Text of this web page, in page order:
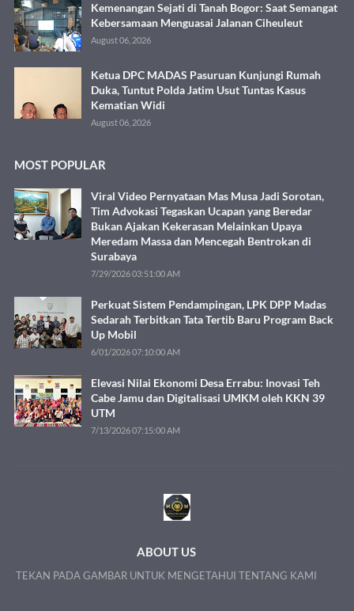
Kemenangan Sejati di Tanah Bogor: Saat Semangat
Kebersamaan Menguasai Jalanan Ciheuleut
August 06, 2026
Ketua DPC MADAS Pasuruan Kunjungi Rumah
Duka, Tuntut Polda Jatim Usut Tuntas Kasus
Kematian Widi
August 06, 2026
MOST POPULAR
Viral Video Pernyataan Mas Musa Jadi Sorotan,
Tim Advokasi Tegaskan Ucapan yang Beredar
Bukan Ajakan Kekerasan Melainkan Upaya
Meredam Massa dan Mencegah Bentrokan di
Surabaya
7/29/2026 03:51:00 AM
Perkuat Sistem Pendampingan, LPK DPP Madas
Sedarah Terbitkan Tata Tertib Baru Program Back
Up Mobil
6/01/2026 07:10:00 AM
Elevasi Nilai Ekonomi Desa Errabu: Inovasi Teh
Cabe Jamu dan Digitalisasi UMKM oleh KKN 39
UTM
7/13/2026 07:15:00 AM
ABOUT US
TEKAN PADA GAMBAR UNTUK MENGETAHUI TENTANG KAMI